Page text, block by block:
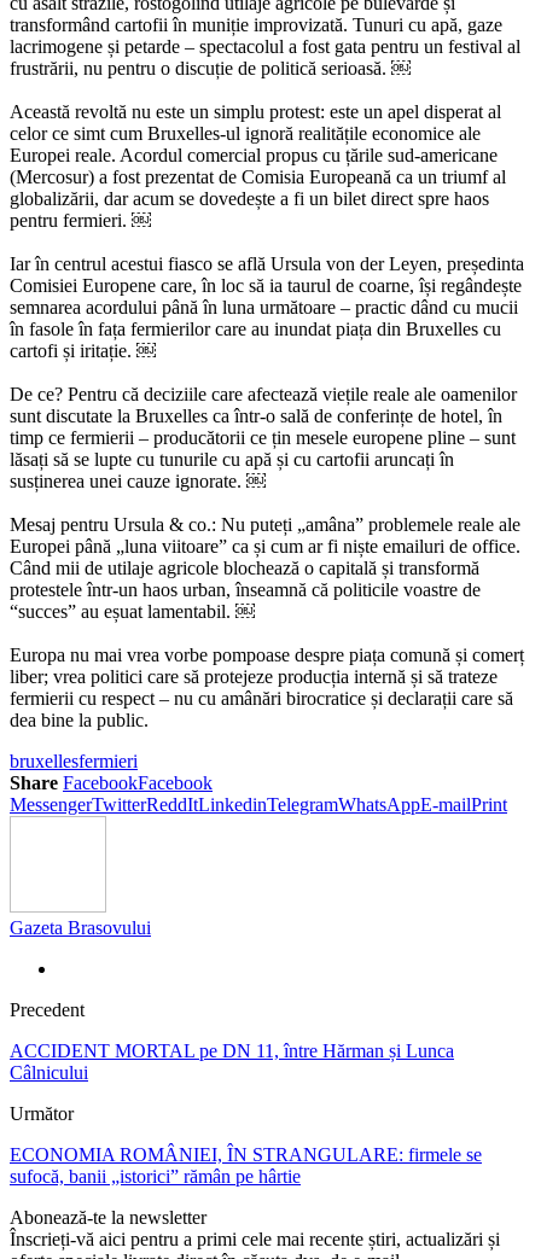
transformând cartofii în muniție improvizată. Tunuri cu apă, gaze
lacrimogene și petarde – spectacolul a fost gata pentru un festival al
frustrării, nu pentru o discuție de politică serioasă. ￼
Această revoltă nu este un simplu protest: este un apel disperat al
celor ce simt cum Bruxelles-ul ignoră realitățile economice ale
Europei reale. Acordul comercial propus cu țările sud-americane
(Mercosur) a fost prezentat de Comisia Europeană ca un triumf al
globalizării, dar acum se dovedește a fi un bilet direct spre haos
pentru fermieri. ￼
Iar în centrul acestui fiasco se află Ursula von der Leyen, președinta
Comisiei Europene care, în loc să ia taurul de coarne, își regândește
semnarea acordului până în luna următoare – practic dând cu mucii
în fasole în fața fermierilor care au inundat piața din Bruxelles cu
cartofi și iritație. ￼
De ce? Pentru că deciziile care afectează viețile reale ale oamenilor
sunt discutate la Bruxelles ca într-o sală de conferințe de hotel, în
timp ce fermierii – producătorii ce țin mesele europene pline – sunt
lăsați să se lupte cu tunurile cu apă și cu cartofii aruncați în
susținerea unei cauze ignorate. ￼
Mesaj pentru Ursula & co.: Nu puteți „amâna” problemele reale ale
Europei până „luna viitoare” ca și cum ar fi niște emailuri de office.
Când mii de utilaje agricole blochează o capitală și transformă
protestele într-un haos urban, înseamnă că politicile voastre de
“succes” au eșuat lamentabil. ￼
Europa nu mai vrea vorbe pompoase despre piața comună și comerț
liber; vrea politici care să protejeze producția internă și să trateze
fermierii cu respect – nu cu amânări birocratice și declarații care să
dea bine la public.
bruxellesfermieri
Share FacebookFacebook
MessengerTwitterReddItLinkedinTelegramWhatsAppE-mailPrint
Gazeta Brasovului
Precedent
ACCIDENT MORTAL pe DN 11, între Hărman și Lunca
Câlnicului
Următor
ECONOMIA ROMÂNIEI, ÎN STRANGULARE: firmele se
sufocă, banii „istorici” rămân pe hârtie
Abonează-te la newsletter
Înscrieți-vă aici pentru a primi cele mai recente știri, actualizări și